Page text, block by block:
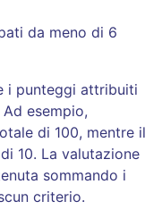
da meno di 6
i punteggi attribuiti
esempio,
di 100, mentre il
10. La valutazione
sommando i
criterio.